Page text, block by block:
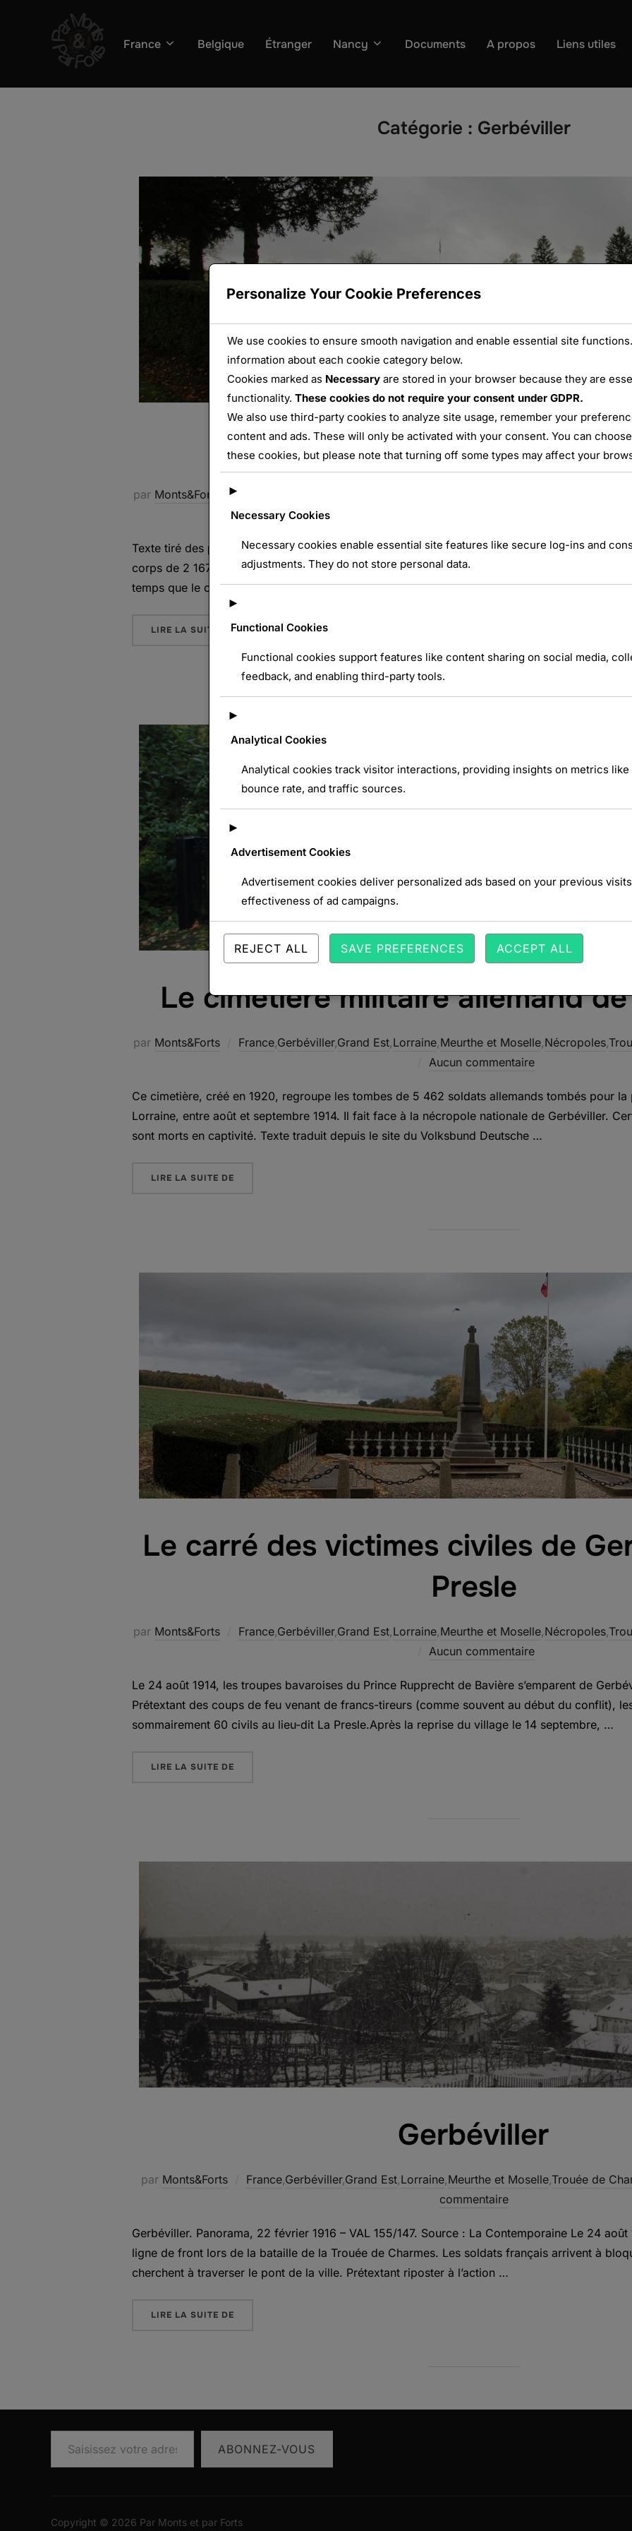
France Belgique Étranger Nancy Documents A propos Liens utiles
Catégorie : Gerbéviller
La nécropole nationale de
par Monts&Forts
Texte tiré des panneaux explicatifs sur place Située au lieu-dit du Grand Rupt, la nécropole
corps de 2 167 soldats morts pour la France lors de la bataille de la Trouée de Charmes
temps que le cimetière allemand voisin, elle témoigne de l’extrême violence …
LIRE LA SUITE DE« LA NÉCROPOLE NATIONALE DE GERBÉVILLER »
Le cimetière militaire allemand
par Monts&Forts France,Gerbéviller,Grand Est,Lorraine,Meurthe et Moselle,Nécropoles,
Aucun commentaire
Ce cimetière, créé en 1920, regroupe les tombes de 5 462 soldats allemands tombés pour
Lorraine, entre août et septembre 1914. Il fait face à la nécropole nationale de Gerbéviller.
sont morts en captivité. Texte traduit depuis le site du Volksbund Deutsche …
LIRE LA SUITE DE
Le carré des victimes civiles de
Presle
par Monts&Forts France,Gerbéviller,Grand Est,Lorraine,Meurthe et Moselle,Nécropoles,
Aucun commentaire
Le 24 août 1914, les troupes bavaroises du Prince Rupprecht de Bavière s’emparent de
Prétextant des coups de feu venant de francs-tireurs (comme souvent au début du conflit),
sommairement 60 civils au lieu-dit La Presle.Après la reprise du village le 14 septembre, …
LIRE LA SUITE DE
Gerbéviller
par Monts&Forts France,Gerbéviller,Grand Est,Lorraine,Meurthe et Moselle,Trouée de
commentaire
Gerbéviller. Panorama, 22 février 1916 – VAL 155/147. Source : La Contemporaine Le 24
ligne de front lors de la bataille de la Trouée de Charmes. Les soldats français arrivent à
cherchent à traverser le pont de la ville. Prétextant riposter à l’action …
LIRE LA SUITE DE
Saisissez votre adresse e-mail…
ABONNEZ-VOUS
Copyright © 2026 Par Monts et par Forts
Personalize Your Cookie Preferences
We use cookies to ensure smooth navigation and enable essential site
information about each cookie category below.
Cookies marked as Necessaryare stored in your browser because they are
functionality. These cookies do not require your consent under GDPR.
We also use third-party cookies to analyze site usage, remember your
content and ads. These will only be activated with your consent. You can
these cookies, but please note that turning off some types may affect your
►
Necessary Cookies
Necessary cookies enable essential site features like secure log-ins and
adjustments. They do not store personal data.
►
Functional Cookies
Functional cookies support features like content sharing on social media,
feedback, and enabling third-party tools.
►
Analytical Cookies
Analytical cookies track visitor interactions, providing insights on metrics
bounce rate, and traffic sources.
►
Advertisement Cookies
Advertisement cookies deliver personalized ads based on your previous
effectiveness of ad campaigns.
REJECT ALL SAVE PREFERENCES ACCEPT ALL